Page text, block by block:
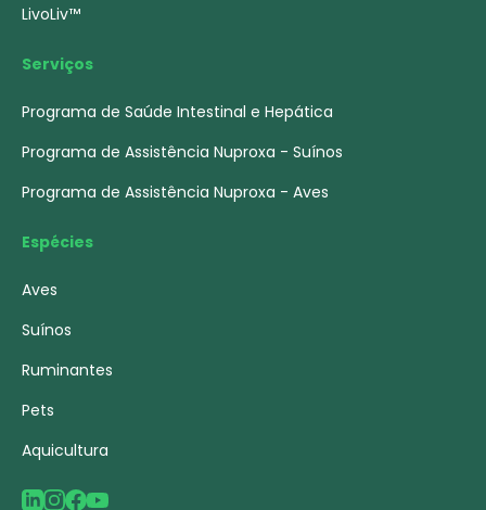
LivoLiv™
Serviços
Programa de Saúde Intestinal e Hepática
Programa de Assistência Nuproxa - Suínos
Programa de Assistência Nuproxa - Aves
Espécies
Aves
Suínos
Ruminantes
Pets
Aquicultura